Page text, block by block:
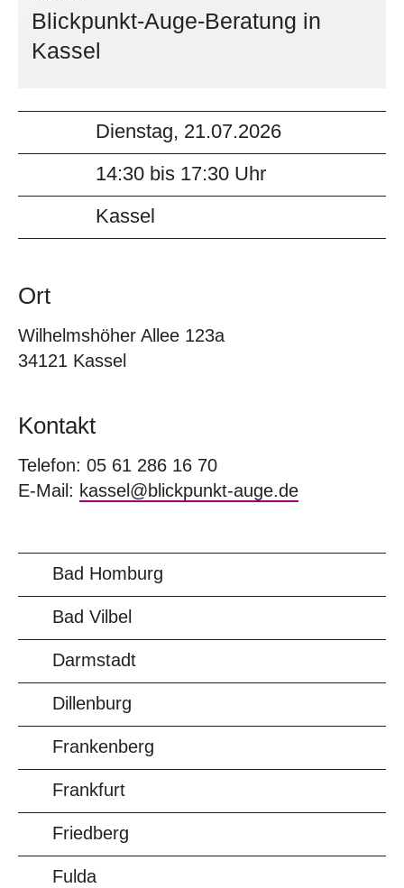
Blickpunkt-Auge-Beratung in
Kassel
Dienstag, 21.07.2026
14:30 bis 17:30 Uhr
Kassel
Ort
Wilhelmshöher Allee 123a
34121 Kassel
Kontakt
Telefon: 05 61 286 16 70
E-Mail: kassel@blickpunkt-auge.de
Bad Homburg
Bad Vilbel
Darmstadt
Dillenburg
Frankenberg
Frankfurt
Friedberg
Fulda